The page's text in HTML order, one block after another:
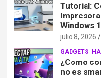
Tutorial:
Windows
julio 8, 2026
GADGETS
¿Como
no es